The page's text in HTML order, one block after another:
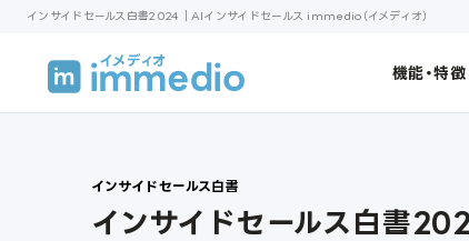
インサイドセールス白書2024｜AIインサイドセールス immedio（イメディオ）
機能・特徴
インサイドセールス白書
インサイドセールス白書